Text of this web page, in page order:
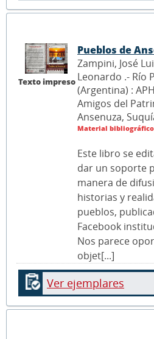
Texto impreso
Pueblos de
Zampini, José
Leonardo .- Río
(Argentina) :
Amigos del
Ansenuza,
Material
Este libro se
dar un soporte
manera de
historias y
pueblos,
Facebook
Nos parece
objet[...]
Ver ejemplares